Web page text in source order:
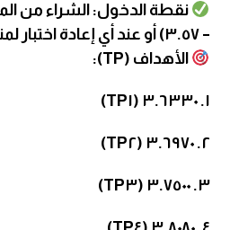
– ٣.٥٧) أو عند أي إعادة اختبار لمنطقة الشراء.
الأهداف (TP):
١. ٣.٦٣٣٠ (TP١)
٢. ٣.٦٩٧٠ (TP٢)
٣. ٣.٧٥٠٠ (TP٣)